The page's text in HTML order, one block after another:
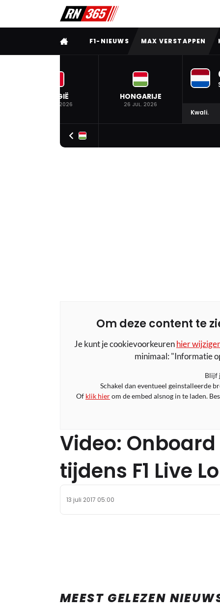
VOLLEDIG MENU
F1-NIEUWS MAX VERSTAPPEN
BELGIË
19 JUL. 2026
HONGARIJE
26 JUL. 2026
Kwali.
Om deze content te
Je kunt je cookievoorkeurenhier
minimaal: "Informatie
Blijf
Schakel dan eventueel geinstalleerde
Of klik hierom de embed alsnog in te laden.
Video:
tijdens F1 Live
13 juli 2017 05:00
MEEST GELEZEN